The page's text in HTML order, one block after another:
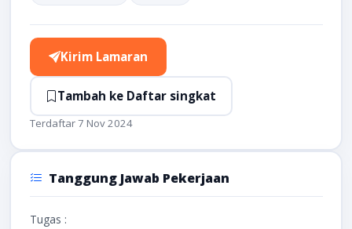
Kirim Lamaran
Tambah ke Daftar singkat
Terdaftar 7 Nov 2024
Tanggung Jawab Pekerjaan
Tugas :